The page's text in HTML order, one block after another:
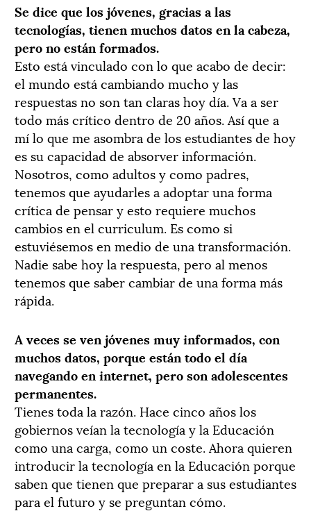
Se dice que los jóvenes, gracias a las
tecnologías, tienen muchos datos en la cabeza,
pero no están formados.
Esto está vinculado con lo que acabo de decir:
el mundo está cambiando mucho y las
respuestas no son tan claras hoy día. Va a ser
todo más crítico dentro de 20 años. Así que a
mí lo que me asombra de los estudiantes de hoy
es su capacidad de absorver información.
Nosotros, como adultos y como padres,
tenemos que ayudarles a adoptar una forma
crítica de pensar y esto requiere muchos
cambios en el curriculum. Es como si
estuviésemos en medio de una transformación.
Nadie sabe hoy la respuesta, pero al menos
tenemos que saber cambiar de una forma más
rápida.
A veces se ven jóvenes muy informados, con
muchos datos, porque están todo el día
navegando en internet, pero son adolescentes
permanentes.
Tienes toda la razón. Hace cinco años los
gobiernos veían la tecnología y la Educación
como una carga, como un coste. Ahora quieren
introducir la tecnología en la Educación porque
saben que tienen que preparar a sus estudiantes
para el futuro y se preguntan cómo.